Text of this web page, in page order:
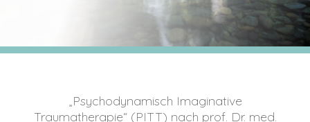
„Psychodynamisch Imaginative
Traumatherapie“ (PITT) nach prof. Dr. med.